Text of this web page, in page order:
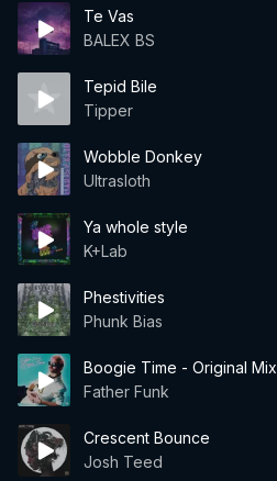
Te Vas
BALEX BS
Tepid Bile
Tipper
Wobble Donkey
Ultrasloth
Ya whole style
K+Lab
Phestivities
Phunk Bias
Boogie Time - Original Mix
Father Funk
Crescent Bounce
Josh Teed